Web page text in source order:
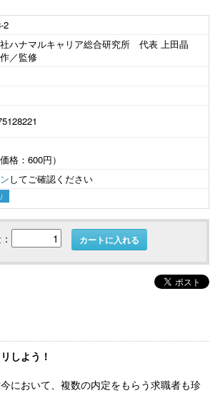
2
ハナマルキャリア総合研究所 代表 上田晶
／監修
格：600円）
してご確認ください
カートに入れる
しよう！
において、複数の内定をもらう求職者も珍